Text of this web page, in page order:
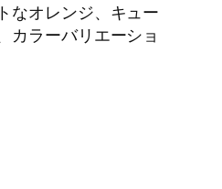
なオレンジ、キュー
カラーバリエーショ